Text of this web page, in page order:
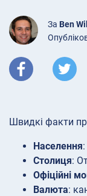
За Ben
Швидкі факти
Населення
Столиця:
Офіційні
Валюта: